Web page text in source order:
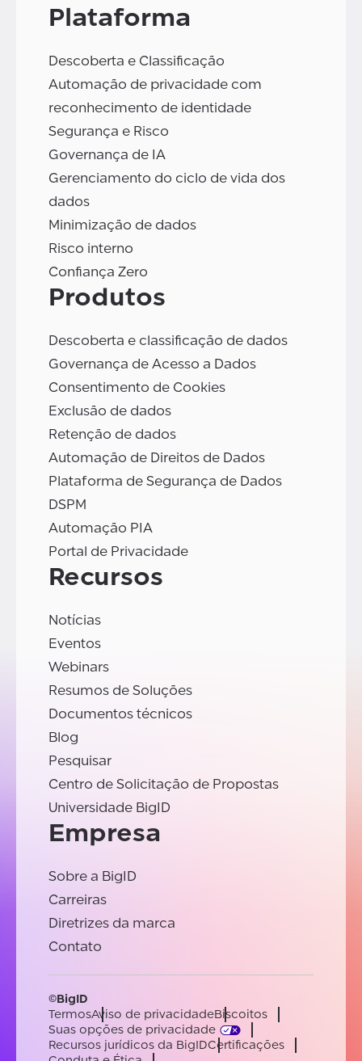
Plataforma
Descoberta e Classificação
Automação de privacidade com
reconhecimento de identidade
Segurança e Risco
Governança de IA
Gerenciamento do ciclo de vida dos
dados
Minimização de dados
Risco interno
Confiança Zero
Produtos
Descoberta e classificação de dados
Governança de Acesso a Dados
Consentimento de Cookies
Exclusão de dados
Retenção de dados
Automação de Direitos de Dados
Plataforma de Segurança de Dados
DSPM
Automação PIA
Portal de Privacidade
Recursos
Notícias
Eventos
Webinars
Resumos de Soluções
Documentos técnicos
Blog
Pesquisar
Centro de Solicitação de Propostas
Universidade BigID
Empresa
Sobre a BigID
Carreiras
Diretrizes da marca
Contato
©BigID
TermosAviso de privacidadeBiscoitos
Suas opções de privacidade
Recursos jurídicos da BigIDCertificações